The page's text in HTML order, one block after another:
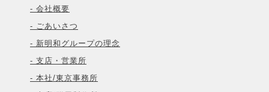
- 会社概要
- ごあいさつ
- 新明和グループの理念
- 支店・営業所
- 本社/東京事務所